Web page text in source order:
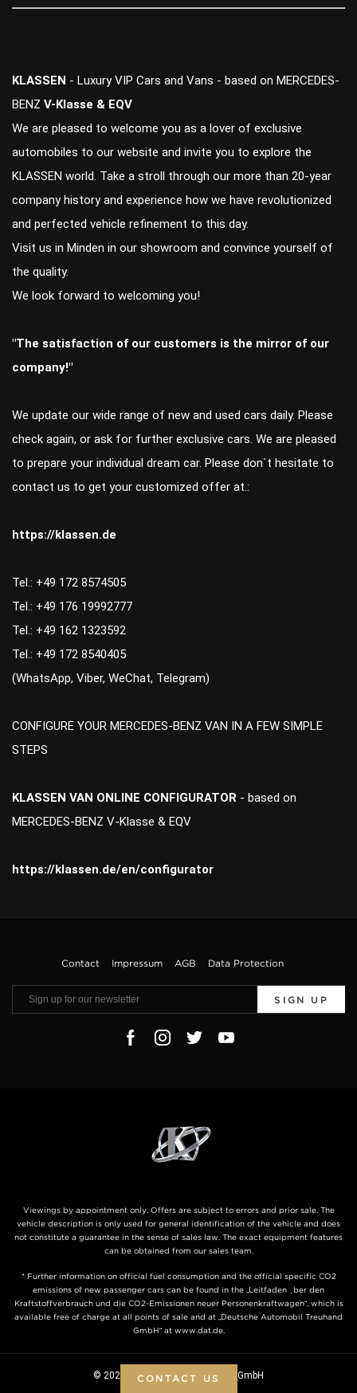
KLASSEN - Luxury VIP Cars and Vans - based on MERCEDES-
BENZ V-Klasse & EQV
We are pleased to welcome you as a lover of exclusive
automobiles to our website and invite you to explore the
KLASSEN world. Take a stroll through our more than 20-year
company history and experience how we have revolutionized
and perfected vehicle refinement to this day.
Visit us in Minden in our showroom and convince yourself of
the quality.
We look forward to welcoming you!
"The satisfaction of our customers is the mirror of our
company!"
We update our wide range of new and used cars daily. Please
check again, or ask for further exclusive cars. We are pleased
to prepare your individual dream car. Please don`t hesitate to
contact us to get your customized offer at.:
https://klassen.de
Tel.: +49 172 8574505
Tel.: +49 176 19992777
Tel.: +49 162 1323592
Tel.: +49 172 8540405
(WhatsApp, Viber, WeChat, Telegram)
CONFIGURE YOUR MERCEDES-BENZ VAN IN A FEW SIMPLE
STEPS
KLASSEN VAN ONLINE CONFIGURATOR - based on
MERCEDES-BENZ V-Klasse & EQV
https://klassen.de/en/configurator
CONTACT US
Contact Impressum AGB Data Protection
SIGN UP
Viewings by appointment only. Offers are subject to errors and prior sale. The
vehicle description is only used for general identification of the vehicle and does
not constitute a guarantee in the sense of sales law. The exact equipment features
can be obtained from our sales team.
* Further information on official fuel consumption and the official specific CO2
emissions of new passenger cars can be found in the „Leitfaden über den
Kraftstoffverbrauch und die CO2-Emissionen neuer Personenkraftwagen“, which is
available free of charge at all points of sale and at „Deutsche Automobil Treuhand
GmbH“ at www.dat.de.
© 2026 KLASSEN ® - Automobile GmbH